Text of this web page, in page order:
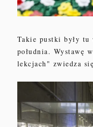
Takie pustki były
południa. Wystawę
lekcjach" zwiedza